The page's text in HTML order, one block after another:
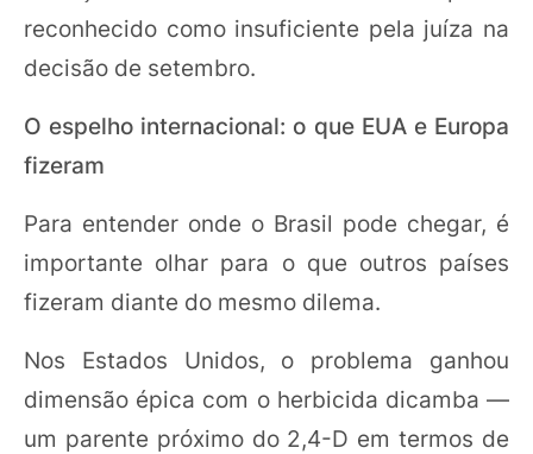
reconhecido como insuficiente pela juíza na
decisão de setembro.
O espelho internacional: o que EUA e Europa
fizeram
Para entender onde o Brasil pode chegar, é
importante olhar para o que outros países
fizeram diante do mesmo dilema.
Nos Estados Unidos, o problema ganhou
dimensão épica com o herbicida dicamba —
um parente próximo do 2,4-D em termos de